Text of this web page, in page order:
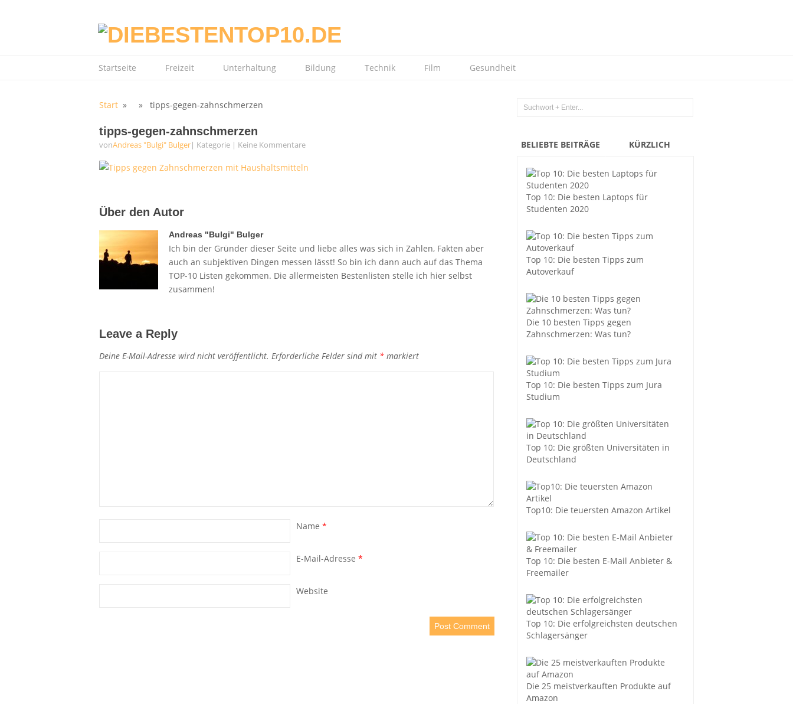
Startseite Freizeit Unterhaltung Bildung Technik Film Gesundheit
Start » » tipps-gegen-zahnschmerzen
tipps-gegen-zahnschmerzen
vonAndreas "Bulgi" Bulger| Kategorie | Keine Kommentare
Über den Autor
Andreas "Bulgi" Bulger
Ich bin der Gründer dieser Seite und liebe alles was sich in Zahlen, Fakten aber
auch an subjektiven Dingen messen lässt! So bin ich dann auch auf das Thema
TOP-10 Listen gekommen. Die allermeisten Bestenlisten stelle ich hier selbst
zusammen!
Leave a Reply
Deine E-Mail-Adresse wird nicht veröffentlicht. Erforderliche Felder sind mit * markiert
Name *
E-Mail-Adresse *
Website
BELIEBTE BEITRÄGE KÜRZLICH
Top 10: Die besten Laptops für
Studenten 2020
Top 10: Die besten Tipps zum
Autoverkauf
Die 10 besten Tipps gegen
Zahnschmerzen: Was tun?
Top 10: Die besten Tipps zum Jura
Studium
Top 10: Die größten Universitäten in
Deutschland
Top10: Die teuersten Amazon Artikel
Top 10: Die besten E-Mail Anbieter &
Freemailer
Top 10: Die erfolgreichsten deutschen
Schlagersänger
Die 25 meistverkauften Produkte auf
Amazon